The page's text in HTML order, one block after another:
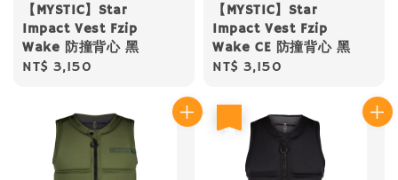
【MYSTIC】Star
Impact Vest Fzip
Wake 防撞背心 黑
Regular
NT$ 3,150
【MYSTIC】Star
Impact Vest Fzip
Wake CE 防撞背心 黑
Regular
NT$ 3,150